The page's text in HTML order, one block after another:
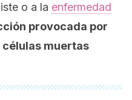
o a la enfermedad
provocada por
muertas